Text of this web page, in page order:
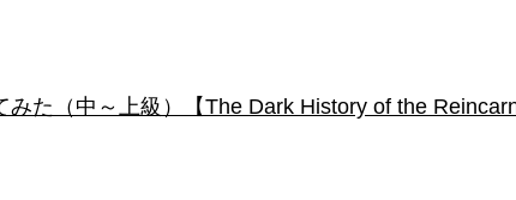
た（中～上級）【The Dark History of the